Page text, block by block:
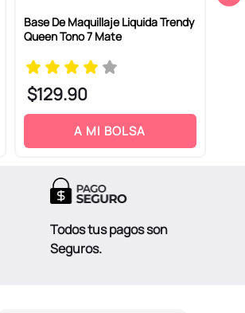
Base De Maquillaje Liquida Trendy
Queen Tono 7 Mate
$129.90
A MI BOLSA
Todos tus pagos son
Seguros.